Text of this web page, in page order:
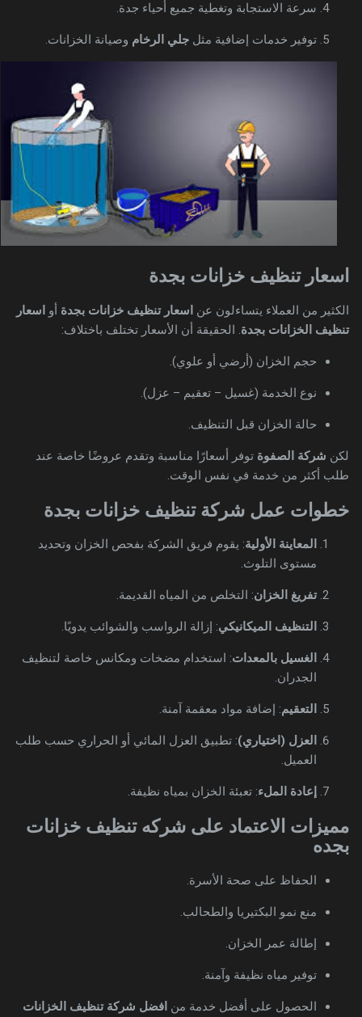
سرعة الاستجابة وتغطية جميع أحياء جدة.
توفير خدمات إضافية مثلجلي الرخاموصيانة الخزانات.
اسعار تنظيف خزانات بجدة
الكثير من العملاء يتساءلون عناسعار تنظيف خزانات بجدةأو اسعار
تنظيف الخزانات بجدة. الحقيقة أن الأسعار تختلف باختلاف:
حجم الخزان (أرضي أو علوي).
نوع الخدمة (غسيل – تعقيم – عزل).
حالة الخزان قبل التنظيف.
لكنشركة الصفوةتوفر أسعارًا مناسبة وتقدم عروضًا خاصة عند
طلب أكثر من خدمة في نفس الوقت.
خطوات عمل شركة تنظيف خزانات بجدة
المعاينة الأولية: يقوم فريق الشركة بفحص الخزان وتحديد
مستوى التلوث.
تفريغ الخزان : التخلص من المياه القديمة.
التنظيف الميكانيكي: إزالة الرواسب والشوائب يدويًا.
الغسيل بالمعدات : استخدام مضخات ومكانس خاصة لتنظيف
الجدران.
التعقيم: إضافة مواد معقمة آمنة.
العزل (اختياري): تطبيق العزل المائي أو الحراري حسب طلب
العميل.
إعادة الملء: تعبئة الخزان بمياه نظيفة.
مميزات الاعتماد على شركه تنظيف خزانات
بجده
الحفاظ على صحة الأسرة.
منع نمو البكتيريا والطحالب.
إطالة عمر الخزان.
توفير مياه نظيفة وآمنة.
الحصول على أفضل خدمة منافضل شركة تنظيف الخزانات